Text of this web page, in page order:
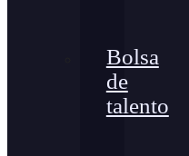
Bolsa
de
talento